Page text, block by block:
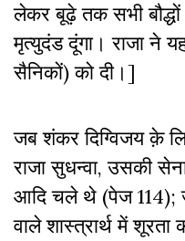
लेकर बूढ़े तक सभी
मृत्युदंड दूंगा। राजा ने
सैनिकों) को दी।]
जब शंकर दिग्विजय क़े
राजा सुधन्वा, उसकी
आदि चले थे (पेज 114);
वाले शास्त्रार्थ में